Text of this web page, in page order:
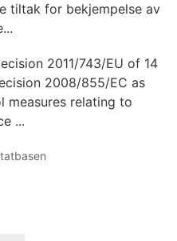
tiltak for bekjempelse av
2011/743/EU of 14
2008/855/EC as
measures relating to
...